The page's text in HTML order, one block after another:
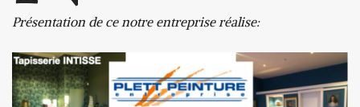
Présentation de ce notre entreprise réalise: